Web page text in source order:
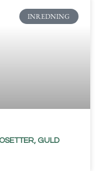
INREDNING
GULD